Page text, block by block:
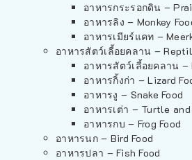
อาหารกระรอกดิน –
อาหารลิง – Monkey
อาหารเมียร์แคท –
อาหารสัตว์เลี้อยคลาน –
อาหารสัตว์เลี้อยคลาน –
อาหารกิ้งก่า – Lizard
อาหารงู – Snake Food
อาหารเต่า – Turtle
อาหารกบ – Frog Food
อาหารนก – Bird Food
อาหารปลา – Fish Food